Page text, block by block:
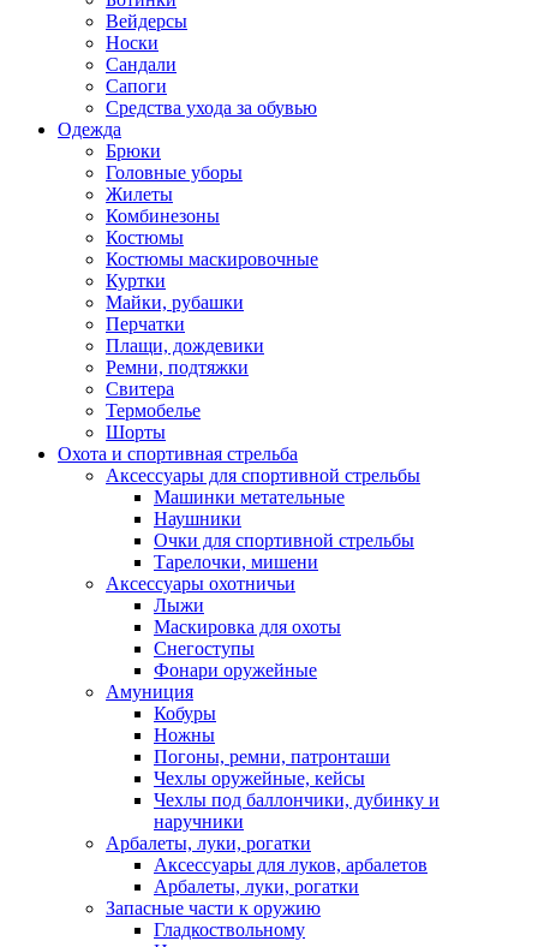
Вейдерсы
Носки
Сандали
Сапоги
Средства ухода за обувью
Одежда
Брюки
Головные уборы
Жилеты
Комбинезоны
Костюмы
Костюмы маскировочные
Куртки
Майки, рубашки
Перчатки
Плащи, дождевики
Ремни, подтяжки
Свитера
Термобелье
Шорты
Охота и спортивная стрельба
Аксессуары для спортивной стрельбы
Машинки метательные
Наушники
Очки для спортивной стрельбы
Тарелочки, мишени
Аксессуары охотничьи
Лыжи
Маскировка для охоты
Снегоступы
Фонари оружейные
Амуниция
Кобуры
Ножны
Погоны, ремни, патронташи
Чехлы оружейные, кейсы
Чехлы под баллончики, дубинку и
наручники
Арбалеты, луки, рогатки
Аксессуары для луков, арбалетов
Арбалеты, луки, рогатки
Запасные части к оружию
Гладкоствольному